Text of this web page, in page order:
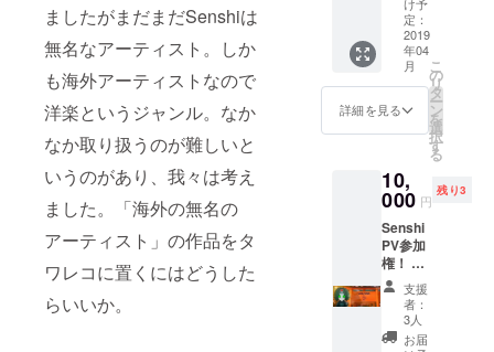
ましたがまだまだSenshiは
無名なアーティスト。しか
も海外アーティストなので
洋楽というジャンル。なか
なか取り扱うのが難しいと
いうのがあり、我々は考え
ました。「海外の無名の
アーティスト」の作品をタ
ワレコに置くにはどうした
らいいか。
い。 ※
ライブ
終演後
バック
ステー
meet&g
reetを
すので
当日ラ
イブに
参加さ
れる方
は終演
後係員
の指示
に従っ
てくだ
さい。
させて
頂きま
すご了
承くだ
さい。
定の人
物を比
や公序
良俗に
反する
お名前
は掲載
をお断
りする
事が御
座いま
す、ご
) 51 65
81 M
(170CM
) 53 67
83 L
(175CM
) 61 73
88
種類の
中から
一つ) ト
ラック
リスト
00. - the
rise 01.
-
us
Fighter
(feat.
Kimino
bu) 02. -
Soundb
oy
Killer
(feat.
Mani)
定：
2019
年04
月
詳細を見る
こ
の
リ
タ
ー
ン
を
選
択
す
る
10,
000 円
残り3
Senshi
PV参加
権！ ※
撮影は
3/10を
基本と
し、ご
支援
者：
3人
お届